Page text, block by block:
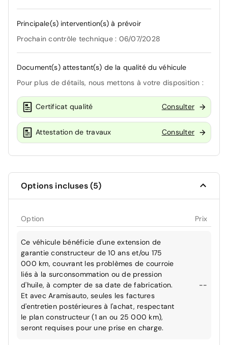
Principale(s) intervention(s) à prévoir
Prochain contrôle technique : 06/07/2028
Document(s) attestant(s) de la qualité du véhicule
Pour plus de détails, nous mettons à votre disposition :
Certificat qualité Consulter
Attestation de travaux Consulter
Options incluses (5)
Option Prix
Ce véhicule bénéficie d'une extension de
garantie constructeur de 10 ans et/ou 175
000 km, couvrant les problèmes de courroie
liés à la surconsommation ou de pression
d'huile, à compter de sa date de fabrication.
Et avec Aramisauto, seules les factures
d'entretien postérieures à l'achat, respectant
le plan constructeur (1 an ou 25 000 km),
seront requises pour une prise en charge.
--